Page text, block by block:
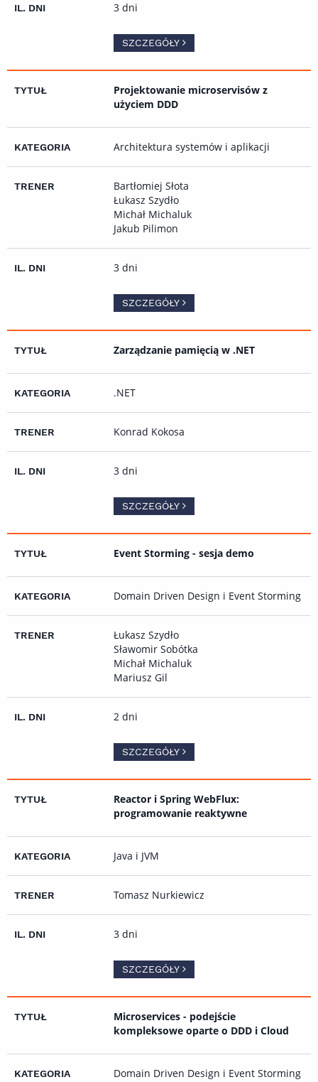
3 dni
SZCZEGÓŁY
Projektowanie microservisów z
użyciem DDD
Architektura systemów i aplikacji
Bartłomiej Słota
Łukasz Szydło
Michał Michaluk
Jakub Pilimon
3 dni
SZCZEGÓŁY
Zarządzanie pamięcią w .NET
.NET
Konrad Kokosa
3 dni
SZCZEGÓŁY
Event Storming - sesja demo
Domain Driven Design i Event Storming
Łukasz Szydło
Sławomir Sobótka
Michał Michaluk
Mariusz Gil
2 dni
SZCZEGÓŁY
Reactor i Spring WebFlux:
programowanie reaktywne
Java i JVM
Tomasz Nurkiewicz
3 dni
SZCZEGÓŁY
Microservices - podejście
kompleksowe oparte o DDD i Cloud
Domain Driven Design i Event Storming